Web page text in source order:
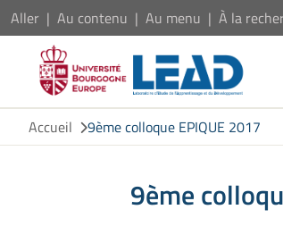
Aller Au contenu Au menu À la
Accueil
9ème colloque EPIQUE 2017
9ème